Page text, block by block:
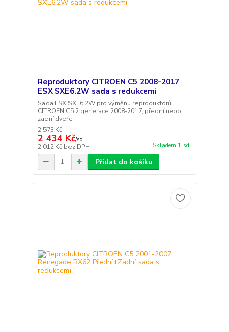
Reproduktory CITROEN C5 2008-2017
ESX SXE6.2W sada s redukcemi
Sada ESX SXE6.2W pro výměnu reproduktorů
CITROEN C5 2.generace 2008-2017, přední nebo
zadní dveře
2 573 Kč
2 434 Kč/sd
2 012 Kč bez DPH Skladem 1 sd
Přidat do košíku